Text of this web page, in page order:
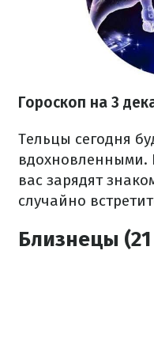
Гороскоп на 3
Тельцы сегодня
вдохновленными.
вас зарядят
случайно
Близнецы